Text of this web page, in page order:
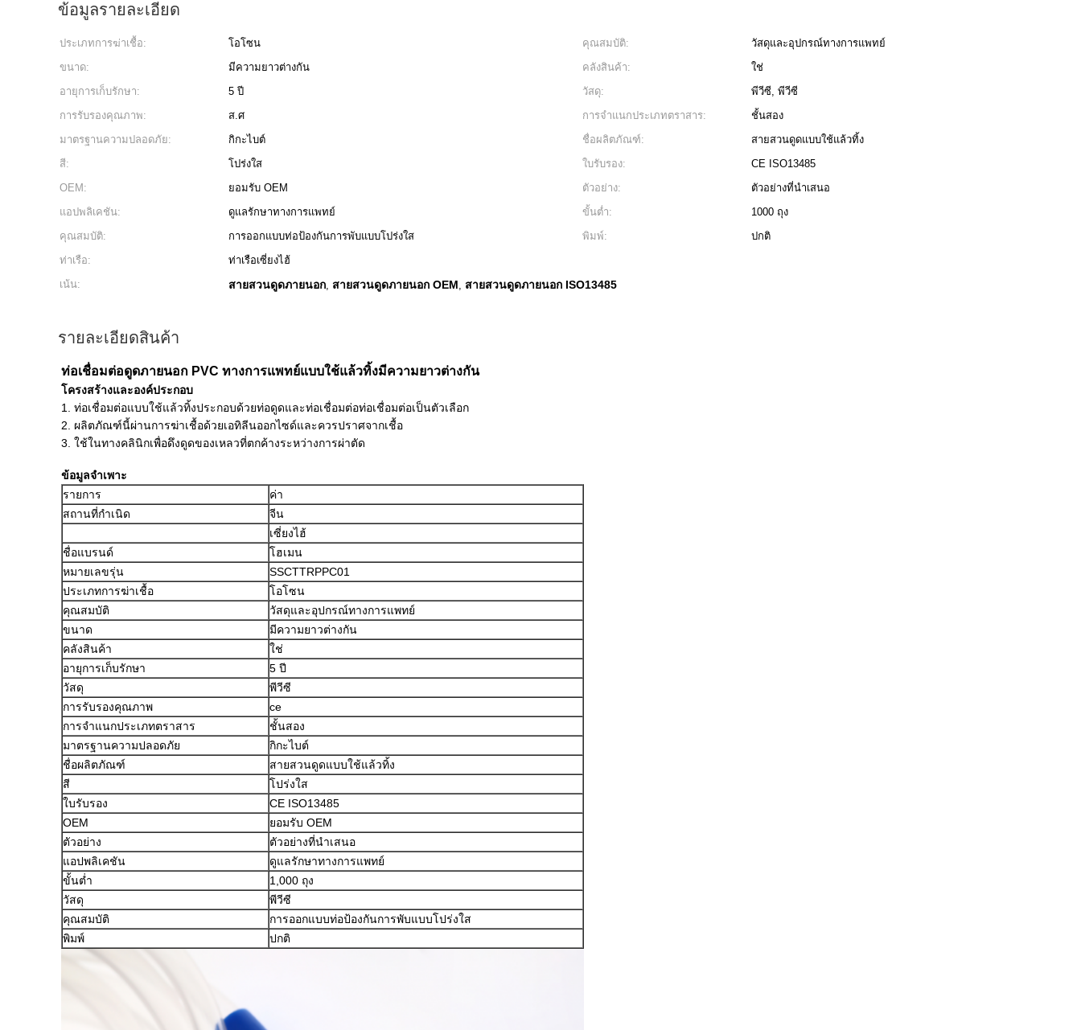
ข้อมูลรายละเอียด
ประเภทการฆ่าเชื้อ: โอโซน คุณสมบัติ:
วัสดุและอุปกรณ์ทางการแพทย์
ขนาด:
มีความยาวต่างกัน คลังสินค้า:
ใช่
อายุการเก็บรักษา:
5 ปี วัสดุ:
พีวีซี, พีวีซี
การรับรองคุณภาพ:
ส.ศ การจำแนกประเภทตราสาร:
ชั้นสอง
มาตรฐานความปลอดภัย:
กิกะไบต์ ชื่อผลิตภัณฑ์:
สายสวนดูดแบบใช้แล้วทิ้ง
สี:
โปร่งใส ใบรับรอง:
CE ISO13485
OEM:
ยอมรับ OEM ตัวอย่าง:
ตัวอย่างที่นำเสนอ
แอปพลิเคชัน:
ดูแลรักษาทางการแพทย์ ขั้นต่ำ:
1000 ถุง
คุณสมบัติ:
การออกแบบท่อป้องกันการพับแบบโปร่งใส พิมพ์:
ปกติ
ท่าเรือ:
ท่าเรือเซี่ยงไฮ้
เน้น:
สายสวนดูดภายนอก, สายสวนดูดภายนอก OEM, สายสวนดูดภายนอก ISO13485
รายละเอียดสินค้า
ท่อเชื่อมต่อดูดภายนอก PVC ทางการแพทย์แบบใช้แล้วทิ้งมีความยาวต่างกัน
โครงสร้างและองค์ประกอบ
1. ท่อเชื่อมต่อแบบใช้แล้วทิ้งประกอบด้วยท่อดูดและท่อเชื่อมต่อท่อเชื่อมต่อเป็นตัวเลือก
2. ผลิตภัณฑ์นี้ผ่านการฆ่าเชื้อด้วยเอทิลีนออกไซด์และควรปราศจากเชื้อ
3. ใช้ในทางคลินิกเพื่อดึงดูดของเหลวที่ตกค้างระหว่างการผ่าตัด
ข้อมูลจำเพาะ
รายการ
ค่า
สถานที่กำเนิด
จีน
เซี่ยงไฮ้
ชื่อแบรนด์
โฮเมน
หมายเลขรุ่น
SSCTTRPPC01
ประเภทการฆ่าเชื้อ
โอโซน
คุณสมบัติ
วัสดุและอุปกรณ์ทางการแพทย์
ขนาด
มีความยาวต่างกัน
คลังสินค้า
ใช่
อายุการเก็บรักษา
5 ปี
วัสดุ
พีวีซี
การรับรองคุณภาพ
ce
การจำแนกประเภทตราสาร
ชั้นสอง
มาตรฐานความปลอดภัย
กิกะไบต์
ชื่อผลิตภัณฑ์
สายสวนดูดแบบใช้แล้วทิ้ง
สี
โปร่งใส
ใบรับรอง
CE ISO13485
OEM
ยอมรับ OEM
ตัวอย่าง
ตัวอย่างที่นำเสนอ
แอปพลิเคชัน
ดูแลรักษาทางการแพทย์
ขั้นต่ำ
1,000 ถุง
วัสดุ
พีวีซี
คุณสมบัติ
การออกแบบท่อป้องกันการพับแบบโปร่งใส
พิมพ์
ปกติ